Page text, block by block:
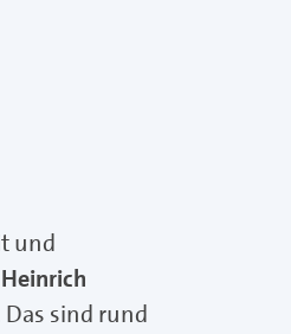
und
Heinrich
sind rund